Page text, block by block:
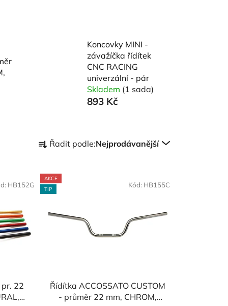
Koncovky MINI -
závažíčka řídítek
CNC RACING
univerzální - pár
Skladem (1 sada)
893 Kč
a
e
n
Řadit podle:Nejprodávanější
pr. 22
HB152G
AKCE
TIP
Řídítka ACCOSSATO CUSTOM
- průměr 22 mm, CHROM,
Kód: HB155C